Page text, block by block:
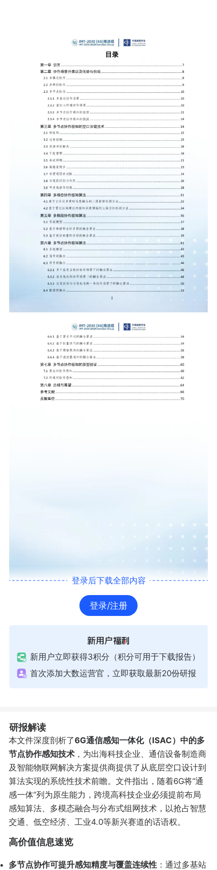
登录后下载全部内容
登录/注册
新用户立即获得3积分（积分可用于下载报告）
首次添加大数运营官，立即获取最新20份研报
研报解读
本文件深度剖析了6G通信感知一体化（ISAC）中的多
节点协作感知技术，为出海科技企业、通信设备制造商
及智能物联网解决方案提供商提供了从底层空口设计到
算法实现的系统性技术前瞻。文件指出，随着6G将“通
感一体”列为原生能力，跨境高科技企业必须提前布局
感知算法、多模态融合与分布式组网技术，以抢占智慧
交通、低空经济、工业4.0等新兴赛道的话语权。
高价值信息速览
多节点协作可提升感知精度与覆盖连续性：通过多基站